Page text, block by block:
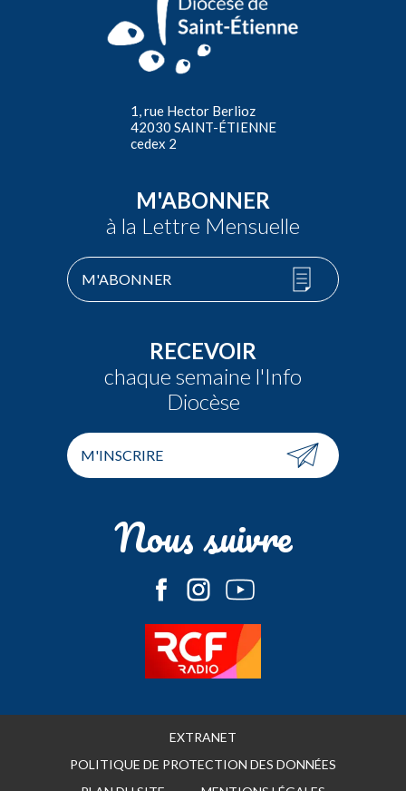
1, rue Hector Berlioz
42030 SAINT-ÉTIENNE
cedex 2
M'ABONNER
à la Lettre Mensuelle
M'ABONNER
RECEVOIR
chaque semaine l'Info
Diocèse
M'INSCRIRE
Nous suivre
EXTRANET
POLITIQUE DE PROTECTION DES DONNÉES